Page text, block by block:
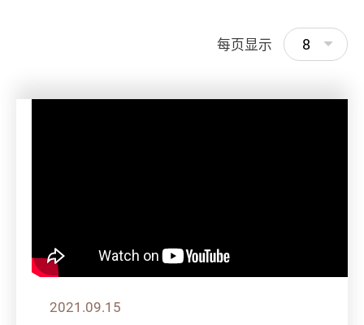
每页显示 8
2021.09.15